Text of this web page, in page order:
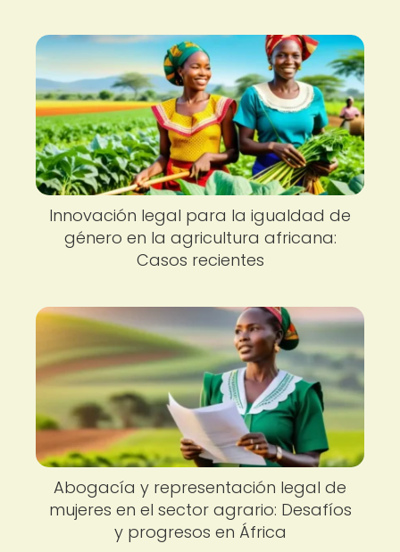
Innovación legal para la igualdad de
género en la agricultura africana:
Casos recientes
Abogacía y representación legal de
mujeres en el sector agrario: Desafíos
y progresos en África